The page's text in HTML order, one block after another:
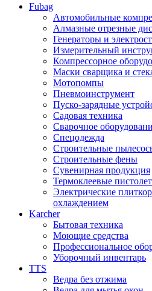
Fubag
Автомобильные
Алмазные отрезные
Генераторы и
Измерительный
Компрессорное
Маски сварщика и
Мотопомпы
Пневмоинструмент
Пуско-зарядные
Садовая техника
Сварочное
Спецодежда
Строительные
Строительные фены
Сувенирная продукция
Термоклеевые
Электрические
охлаждением
Karcher
Бытовая техника
Моющие средства
Профессиональное
Уборочный инвентарь
TTS
Ведра без отжима